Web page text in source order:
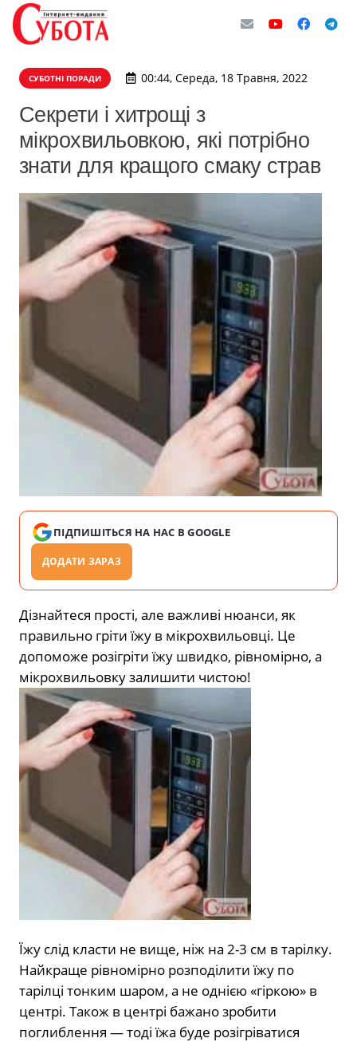
СУБОТНІ ПОРАДИ 00:44, Середа, 18 Травня, 2022
Секрети і хитрощі з
мікрохвильовкою, які потрібно
знати для кращого смаку страв
ПІДПИШІТЬСЯ НА НАС В GOOGLE
ДОДАТИ ЗАРАЗ
Дізнайтеся прості, але важливі нюанси, як
правильно гріти їжу в мікрохвильовці. Це
допоможе розігріти їжу швидко, рівномірно, а
мікрохвильовку залишити чистою!
Їжу слід класти не вище, ніж на 2-3 см в тарілку.
Найкраще рівномірно розподілити їжу по
тарілці тонким шаром, а не однією «гіркою» в
центрі. Також в центрі бажано зробити
поглиблення — тоді їжа буде розігріватися